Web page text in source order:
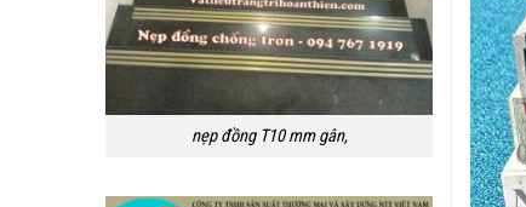
nẹp đồng T10 mm gân,